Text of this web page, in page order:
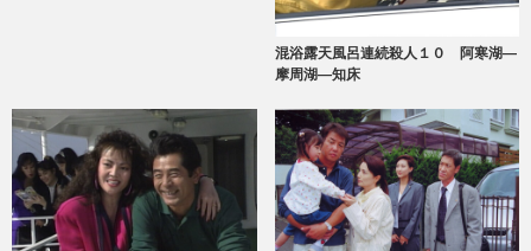
混浴露天風呂連続殺人１０ 阿寒湖―
摩周湖―知床